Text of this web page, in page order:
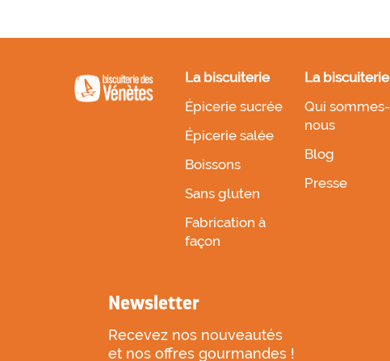
La biscuiterie
Épicerie sucrée
Épicerie salée
Boissons
Sans gluten
Fabrication à
façon
La biscuiterie
Qui sommes-
nous
Blog
Presse
Newsletter
Recevez nos nouveautés
et nos offres gourmandes !